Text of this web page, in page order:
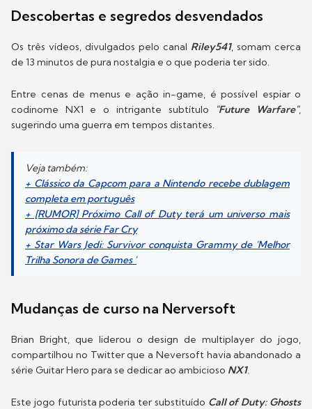
Descobertas e segredos desvendados
Os três vídeos, divulgados pelo canal Riley541, somam cerca
de 13 minutos de pura nostalgia e o que poderia ter sido.
Entre cenas de menus e ação in-game, é possível espiar o
codinome NX1 e o intrigante subtítulo
"Future Warfare",
sugerindo uma guerra em tempos distantes.
Veja também:
+ Clássico da Capcom para a Nintendo recebe dublagem
completa em português
+ [RUMOR] Próximo Call of Duty terá um universo mais
próximo da série Far Cry
+ Star Wars Jedi: Survivor conquista Grammy de 'Melhor
Trilha Sonora de Games '
Mudanças de curso na Nerversoft
Brian Bright, que liderou o design de multiplayer do jogo,
compartilhou no Twitter que a Neversoft havia abandonado a
série Guitar Hero para se dedicar ao ambicioso NX1.
Este jogo futurista poderia ter substituído Call of Duty: Ghosts